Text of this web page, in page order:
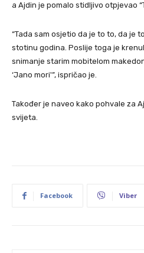
a Ajdin je pomalo stidljivo otpjevao
“Tada sam osjetio da je to to, da je
stotinu godina. Poslije toga je
snimanje starim mobitelom
‘Jano mori'”, ispričao je.
Također je naveo kako pohvale za
svijeta.
Facebook Viber